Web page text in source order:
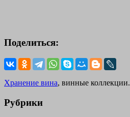
Поделиться:
Хранение вина, винные коллекции.
Рубрики